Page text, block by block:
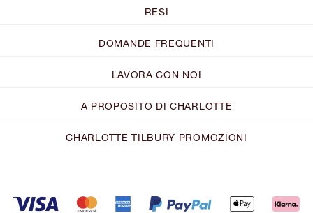
RESI
DOMANDE FREQUENTI
LAVORA CON NOI
A PROPOSITO DI CHARLOTTE
CHARLOTTE TILBURY PROMOZIONI